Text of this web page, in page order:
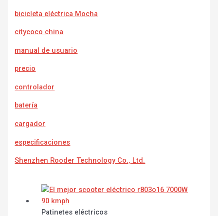
bicicleta eléctrica Mocha
citycoco china
manual de usuario
precio
controlador
batería
cargador
especificaciones
Shenzhen Rooder Technology Co., Ltd.
Patinetes eléctricos